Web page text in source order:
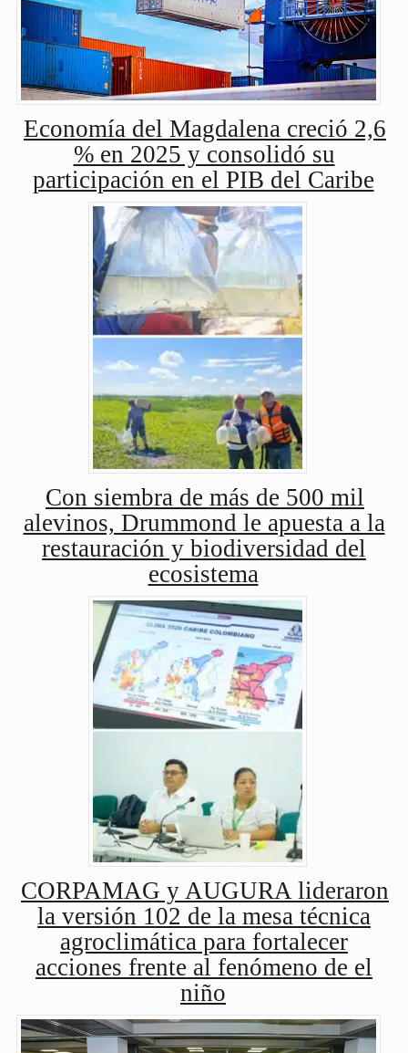
Economía del Magdalena creció 2,6
% en 2025 y consolidó su
participación en el PIB del Caribe
Con siembra de más de 500 mil
alevinos, Drummond le apuesta a la
restauración y biodiversidad del
ecosistema
CORPAMAG y AUGURA lideraron
la versión 102 de la mesa técnica
agroclimática para fortalecer
acciones frente al fenómeno de el
niño